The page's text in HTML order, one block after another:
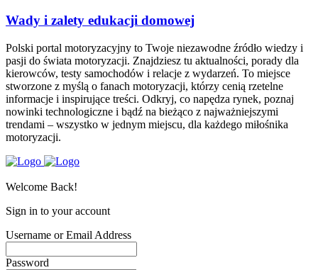
Wady i zalety edukacji domowej
Polski portal motoryzacyjny to Twoje niezawodne źródło wiedzy i
pasji do świata motoryzacji. Znajdziesz tu aktualności, porady dla
kierowców, testy samochodów i relacje z wydarzeń. To miejsce
stworzone z myślą o fanach motoryzacji, którzy cenią rzetelne
informacje i inspirujące treści. Odkryj, co napędza rynek, poznaj
nowinki technologiczne i bądź na bieżąco z najważniejszymi
trendami – wszystko w jednym miejscu, dla każdego miłośnika
motoryzacji.
Welcome Back!
Sign in to your account
Username or Email Address
Password